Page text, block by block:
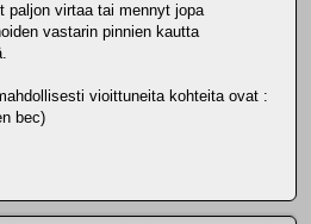
paljon virtaa tai mennyt jopa
vastarin pinnien kautta
vioittuneita kohteita ovat :
bec)